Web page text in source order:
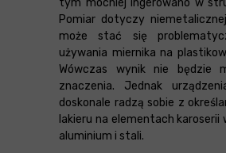
tym mocniej ingerowano w
Pomiar dotyczy
może stać się
używania miernika na
Wówczas wynik nie będzie
znaczenia. Jednak
doskonale radzą sobie z
lakieru na elementach karoserii
aluminium i stali.